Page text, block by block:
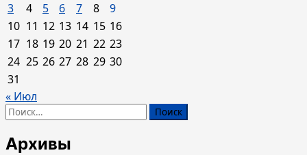
3
4 5 6 7 8
9
10 11 12 13 14 15 16
17 18 19 20 21 22 23
24 25 26 27 28 29 30
31
« Июл
Найти:
Архивы